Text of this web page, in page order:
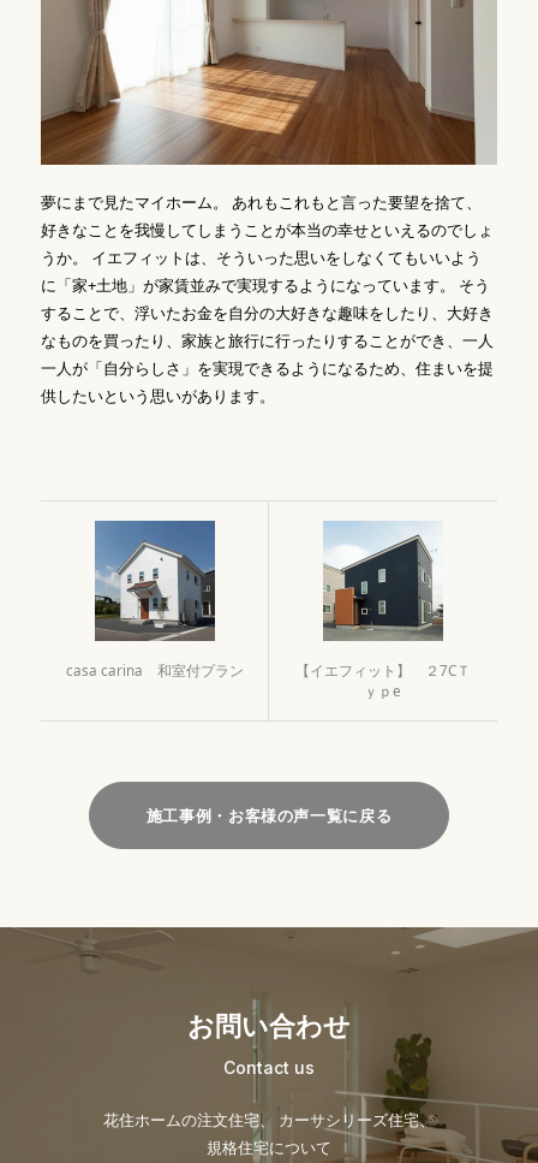
夢にまで見たマイホーム。 あれもこれもと言った要望を捨て、
好きなことを我慢してしまうことが本当の幸せといえるのでしょ
うか。 イエフィットは、そういった思いをしなくてもいいよう
に「家+土地」が家賃並みで実現するようになっています。 そう
することで、浮いたお金を自分の大好きな趣味をしたり、大好き
なものを買ったり、家族と旅行に行ったりすることができ、一人
一人が「自分らしさ」を実現できるようになるため、住まいを提
供したいという思いがあります。
casa carina 和室付プラン
【イエフィット】 ２7CＴ
ｙｐe
施工事例・お客様の声一覧に戻る
お問い合わせ
Contact us
花住ホームの注文住宅、 カーサシリーズ住宅、
規格住宅について